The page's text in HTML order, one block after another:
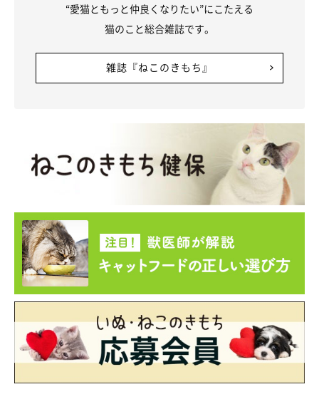
“愛猫ともっと仲良くなりたい”にこたえる
猫のこと総合雑誌です。
雑誌『ねこのきもち』